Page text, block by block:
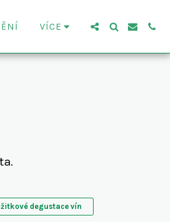
VÍCE
degustace vín